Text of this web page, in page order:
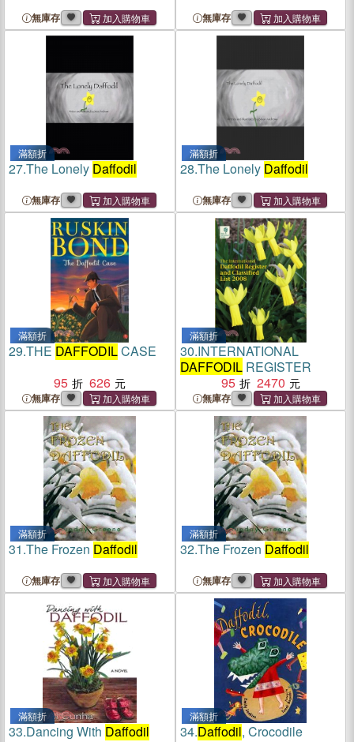
無庫存 無庫存
滿額折
27.The Lonely Daffodil
無庫存
滿額折
28.The Lonely Daffodil
無庫存
滿額折
29.THE DAFFODILCASE
95
626
無庫存
滿額折
30.INTERNATIONAL
DAFFODILREGISTER
95
2470
無庫存
滿額折
31.The Frozen Daffodil
無庫存
滿額折
32.The Frozen Daffodil
無庫存
滿額折
33.Dancing With Daffodil
滿額折
34.Daffodil, Crocodile